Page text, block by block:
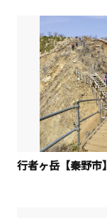
行者ヶ岳【秦野市】